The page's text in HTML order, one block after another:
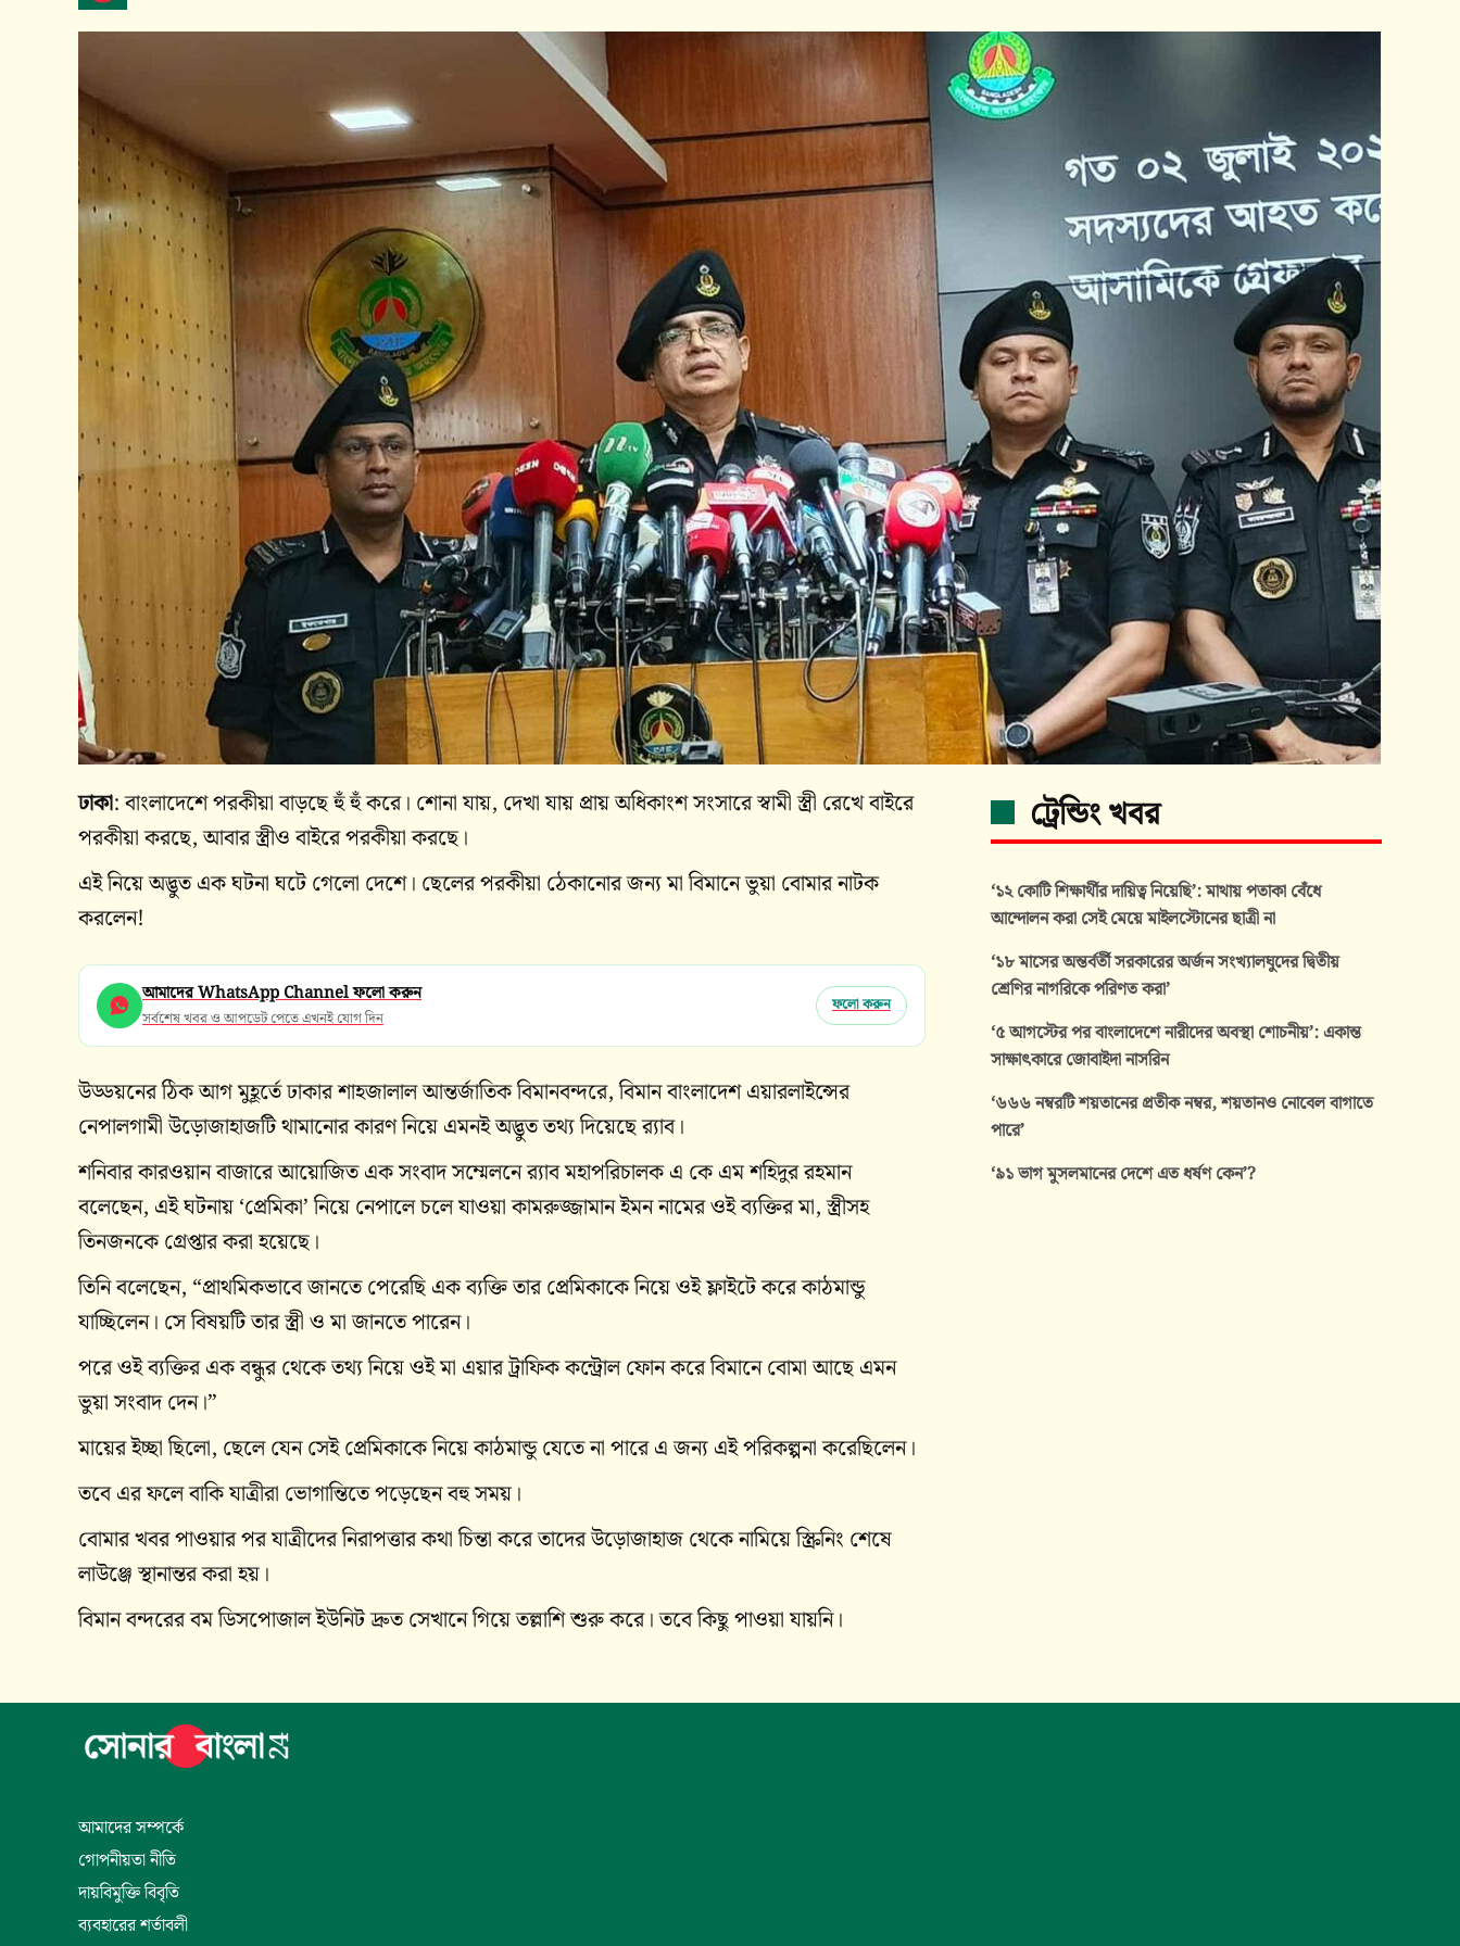
ঢাকা: বাংলাদেশে পরকীয়া বাড়ছে হুঁ হুঁ করে। শোনা যায়, দেখা যায় প্রায় অধিকাংশ সংসারে স্বামী স্ত্রী রেখে বাইরে
পরকীয়া করছে, আবার স্ত্রীও বাইরে পরকীয়া করছে।
এই নিয়ে অদ্ভুত এক ঘটনা ঘটে গেলো দেশে। ছেলের পরকীয়া ঠেকানোর জন্য মা বিমানে ভুয়া বোমার নাটক
করলেন!
আমাদের WhatsApp Channel ফলো করুন
সর্বশেষ খবর ও আপডেট পেতে এখনই যোগ দিন
ফলো করুন
উড্ডয়নের ঠিক আগ মুহূর্তে ঢাকার শাহজালাল আন্তর্জাতিক বিমানবন্দরে, বিমান বাংলাদেশ এয়ারলাইন্সের
নেপালগামী উড়োজাহাজটি থামানোর কারণ নিয়ে এমনই অদ্ভুত তথ্য দিয়েছে র‍্যাব।
শনিবার কারওয়ান বাজারে আয়োজিত এক সংবাদ সম্মেলনে র‍্যাব মহাপরিচালক এ কে এম শহিদুর রহমান
বলেছেন, এই ঘটনায় ‘প্রেমিকা’ নিয়ে নেপালে চলে যাওয়া কামরুজ্জামান ইমন নামের ওই ব্যক্তির মা, স্ত্রীসহ
তিনজনকে গ্রেপ্তার করা হয়েছে।
তিনি বলেছেন, “প্রাথমিকভাবে জানতে পেরেছি এক ব্যক্তি তার প্রেমিকাকে নিয়ে ওই ফ্লাইটে করে কাঠমান্ডু
যাচ্ছিলেন। সে বিষয়টি তার স্ত্রী ও মা জানতে পারেন।
পরে ওই ব্যক্তির এক বন্ধুর থেকে তথ্য নিয়ে ওই মা এয়ার ট্রাফিক কন্ট্রোল ফোন করে বিমানে বোমা আছে এমন
ভুয়া সংবাদ দেন।”
মায়ের ইচ্ছা ছিলো, ছেলে যেন সেই প্রেমিকাকে নিয়ে কাঠমান্ডু যেতে না পারে এ জন্য এই পরিকল্পনা করেছিলেন।
তবে এর ফলে বাকি যাত্রীরা ভোগান্তিতে পড়েছেন বহু সময়।
বোমার খবর পাওয়ার পর যাত্রীদের নিরাপত্তার কথা চিন্তা করে তাদের উড়োজাহাজ থেকে নামিয়ে স্ক্রিনিং শেষে
লাউঞ্জে স্থানান্তর করা হয়।
বিমান বন্দরের বম ডিসপোজাল ইউনিট দ্রুত সেখানে গিয়ে তল্লাশি শুরু করে। তবে কিছু পাওয়া যায়নি।
ট্রেন্ডিং খবর
‘১২ কোটি শিক্ষার্থীর দায়িত্ব নিয়েছি’: মাথায় পতাকা বেঁধে
আন্দোলন করা সেই মেয়ে মাইলস্টোনের ছাত্রী না
‘১৮ মাসের অন্তর্বর্তী সরকারের অর্জন সংখ্যালঘুদের দ্বিতীয়
শ্রেণির নাগরিকে পরিণত করা’
‘৫ আগস্টের পর বাংলাদেশে নারীদের অবস্থা শোচনীয়’: একান্ত
সাক্ষাৎকারে জোবাইদা নাসরিন
‘৬৬৬ নম্বরটি শয়তানের প্রতীক নম্বর, শয়তানও নোবেল বাগাতে
পারে’
‘৯১ ভাগ মুসলমানের দেশে এত ধর্ষণ কেন’?
আমাদের সম্পর্কে
গোপনীয়তা নীতি
দায়বিমুক্তি বিবৃতি
ব্যবহারের শর্তাবলী